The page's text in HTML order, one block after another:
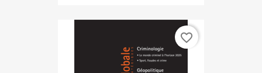
favorite_border